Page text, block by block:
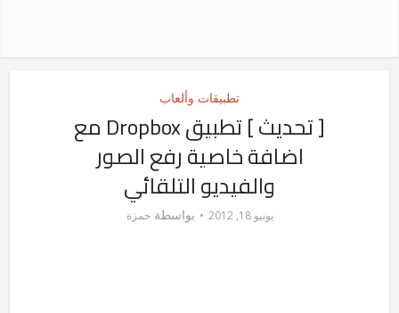
تطبيقات وألعاب
[ تحديث ] تطبيق Dropbox مع
اضافة خاصية رفع الصور
والفيديو التلقائي
يونيو 18, 2012 بواسطةحمزة